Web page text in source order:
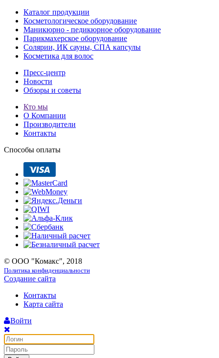
Каталог продукции
Косметологическое оборудование
Маникюрно - педикюрное оборудование
Парикмахерское оборудование
Солярии, ИК сауны, СПА капсулы
Косметика для волос
Пресс-центр
Новости
Обзоры и советы
Кто мы
О Компании
Производители
Контакты
Способы оплаты
© ООО "Комакс", 2018
Политика конфиденциальности
Создание сайта
Контакты
Карта сайта
Войти